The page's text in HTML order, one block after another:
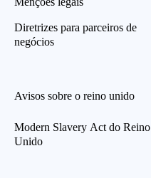
Diretrizes para parceiros de
negócios
Avisos sobre o reino unido
Modern Slavery Act do Reino
Unido